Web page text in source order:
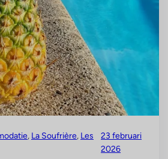
, La Soufrière, Les
23 februari
2026